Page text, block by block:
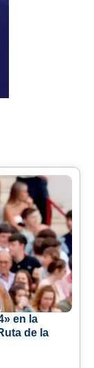
en la
de la